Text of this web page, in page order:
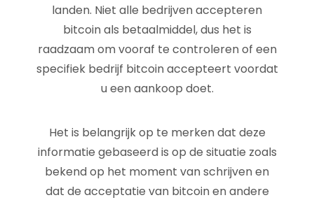
landen. Niet alle bedrijven accepteren
bitcoin als betaalmiddel, dus het is
raadzaam om vooraf te controleren of een
specifiek bedrijf bitcoin accepteert voordat
u een aankoop doet.
Het is belangrijk op te merken dat deze
informatie gebaseerd is op de situatie zoals
bekend op het moment van schrijven en
dat de acceptatie van bitcoin en andere